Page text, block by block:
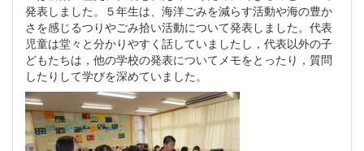
発表しました。５年生は、海洋ごみを減らす活動や海の豊か
さを感じるつりやごみ拾い活動について発表しました。代表
児童は堂々と分かりやすく話していましたし，代表以外の子
どもたちは，他の学校の発表についてメモをとったり，質問
したりして学びを深めていました。